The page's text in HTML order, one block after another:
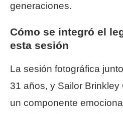
generaciones.
Cómo se integró el
esta sesión
La sesión fotográfica
31 años, y Sailor
un componente